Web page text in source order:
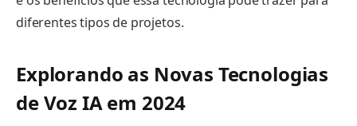
diferentes tipos de projetos.
Explorando as Novas Tecnologias
de Voz IA em 2024